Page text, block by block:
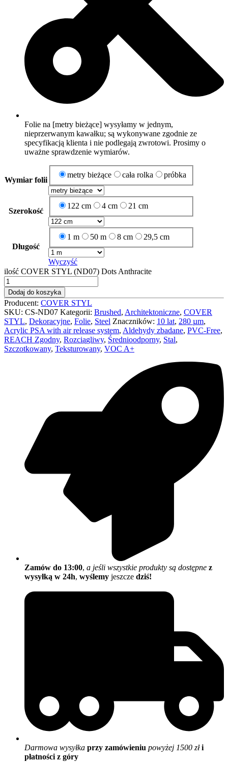
Folie na [metry bieżące] wysyłamy w jednym,
nieprzerwanym kawałku; są wykonywane zgodnie ze
specyfikacją klienta i nie podlegają zwrotowi. Prosimy o
uważne sprawdzenie wymiarów.
Wymiar folii
metry bieżące cała rolka próbka
Szerokość
122 cm 4 cm 21 cm
Długość
1 m 50 m 8 cm 29,5 cm
Wyczyść
ilość COVER STYL (ND07) Dots Anthracite
Dodaj do koszyka
Producent: COVER STYL
SKU: CS-ND07 Kategorii: Brushed, Architektoniczne, COVER
STYL, Dekoracyjne, Folie, Steel Znaczników: 10 lat, 280 µm,
Acrylic PSA with air release system, Aldehydy zbadane, PVC-Free,
REACH Zgodny, Rozciągliwy, Średnioodporny, Stal,
Szczotkowany, Teksturowany, VOC A+
Zamów do 13:00, a jeśli wszystkie produkty są dostępne z
wysyłką w 24h, wyślemy jeszcze dziś!
Darmowa wysyłka przy zamówieniu powyżej 1500 złi
płatności z góry